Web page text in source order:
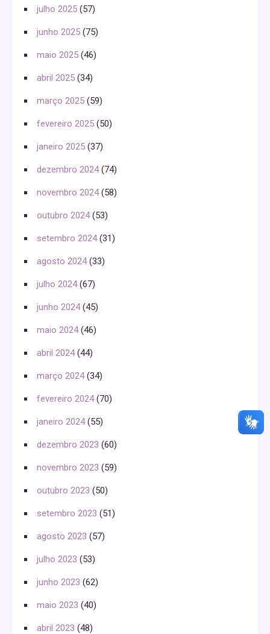
julho 2025 (57)
junho 2025 (75)
maio 2025 (46)
abril 2025 (34)
março 2025 (59)
fevereiro 2025 (50)
janeiro 2025 (37)
dezembro 2024(74)
novembro 2024(58)
outubro 2024(53)
setembro 2024(31)
agosto 2024(33)
julho 2024(67)
junho 2024(45)
maio 2024(46)
abril 2024(44)
março 2024(34)
fevereiro 2024(70)
janeiro 2024(55)
dezembro 2023 (60)
novembro 2023 (59)
outubro 2023 (50)
setembro 2023 (51)
agosto 2023 (57)
julho 2023 (53)
junho 2023 (62)
maio 2023 (40)
abril 2023 (48)